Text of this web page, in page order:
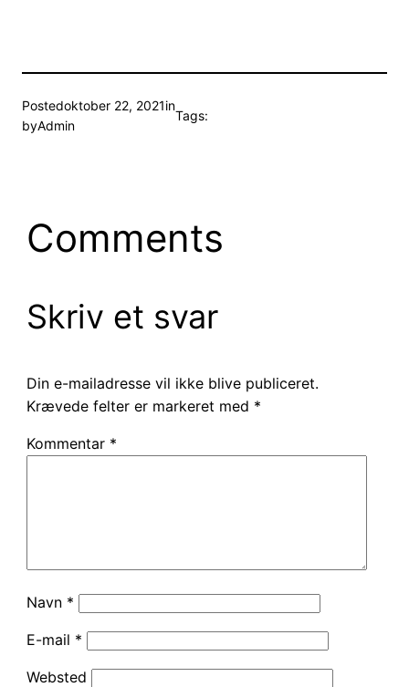
Postedoktober 22, 2021in
byAdmin
Tags:
Comments
Skriv et svar
Din e-mailadresse vil ikke blive publiceret.
Krævede felter er markeret med *
Kommentar *
Navn *
E-mail *
Websted